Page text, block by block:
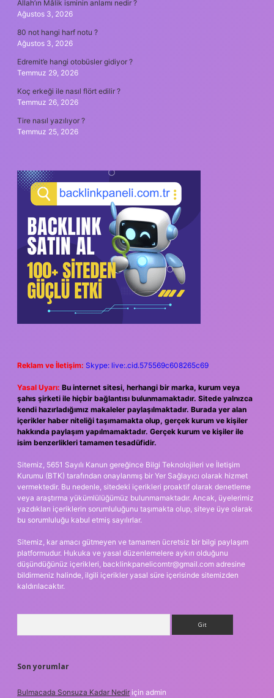
Allah’ın Mâlik isminin anlamı nedir ?
Ağustos 3, 2026
80 not hangi harf notu ?
Ağustos 3, 2026
Edremit’e hangi otobüsler gidiyor ?
Temmuz 29, 2026
Koç erkeği ile nasıl flört edilir ?
Temmuz 26, 2026
Tire nasıl yazılıyor ?
Temmuz 25, 2026
Reklam ve İletişim: Skype: live:.cid.575569c608265c69
Yasal Uyarı: Bu internet sitesi, herhangi bir marka, kurum veya
şahıs şirketi ile hiçbir bağlantısı bulunmamaktadır. Sitede yalnızca
kendi hazırladığımız makaleler paylaşılmaktadır. Burada yer alan
içerikler haber niteliği taşımamakta olup, gerçek kurum ve kişiler
hakkında paylaşım yapılmamaktadır. Gerçek kurum ve kişiler ile
isim benzerlikleri tamamen tesadüfidir.
Sitemiz, 5651 Sayılı Kanun gereğince Bilgi Teknolojileri ve İletişim
Kurumu (BTK) tarafından onaylanmış bir Yer Sağlayıcı olarak hizmet
vermektedir. Bu nedenle, sitedeki içerikleri proaktif olarak denetleme
veya araştırma yükümlülüğümüz bulunmamaktadır. Ancak, üyelerimiz
yazdıkları içeriklerin sorumluluğunu taşımakta olup, siteye üye olarak
bu sorumluluğu kabul etmiş sayılırlar.
Sitemiz, kar amacı gütmeyen ve tamamen ücretsiz bir bilgi paylaşım
platformudur. Hukuka ve yasal düzenlemelere aykırı olduğunu
düşündüğünüz içerikleri, backlinkpanelicomtr@gmail.com adresine
bildirmeniz halinde, ilgili içerikler yasal süre içerisinde sitemizden
kaldırılacaktır.
Son yorumlar
Bulmacada Sonsuza Kadar Nedir için admin